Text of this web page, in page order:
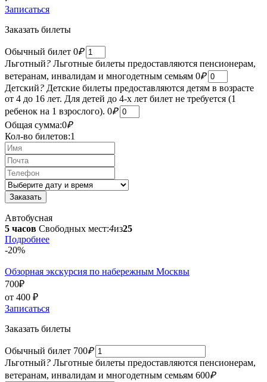
Записаться
Заказать билеты
Обычный билет 0₽
Льготный? Льготные билеты предоставляются пенсионерам,
ветеранам, инвалидам и многодетным семьям 0₽
Детский? Детские билеты предоставляются детям в возрасте
от 4 до 16 лет. Для детей до 4-х лет билет не требуется (1
ребенок на 1 взрослого). 0₽
Общая сумма:0₽
Кол-во билетов:1
Автобусная
5 часов Свободных мест:4из25
Подробнее
-20%
Обзорная экскурсия по набережным Москвы
700₽
от 400 ₽
Записаться
Заказать билеты
Обычный билет 700₽
Льготный? Льготные билеты предоставляются пенсионерам,
ветеранам, инвалидам и многодетным семьям 600₽